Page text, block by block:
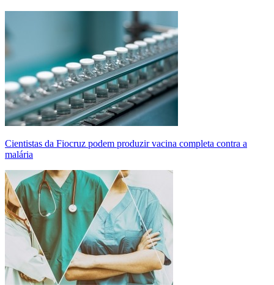
Cientistas da Fiocruz podem produzir vacina completa contra a
malária